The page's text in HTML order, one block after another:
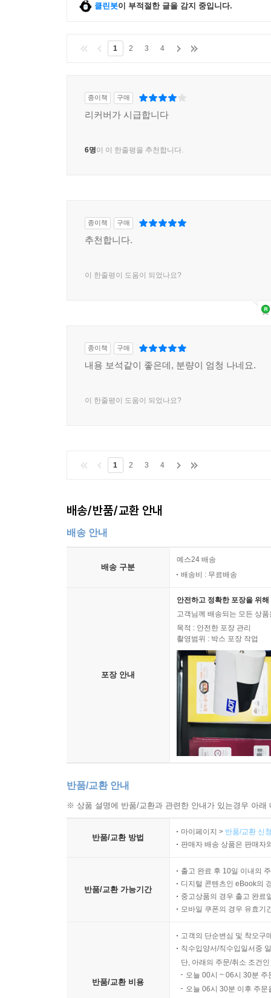
클린봇이 부적절한 글을 감지 중입니다.
1 2 3 4
종이책 구매
리커버가 시급합니다
6명이 이 한줄평을 추천합니다.
종이책 구매
추천합니다.
이 한줄평이 도움이 되었나요?
종이책 구매
내용 보석같이 좋은데, 분량이 엄청 나네요.
이 한줄평이 도움이 되었나요?
1 2 3 4
배송/반품/교환 안내
배송 안내
배송 구분
예스24 배송
배송비 : 무료배송
포장 안내
안전하고 정확한 포장을 위
고객님께 배송되는 모든 상
목적 : 안전한 포장 관리
촬영범위 : 박스 포장 작업
반품/교환 안내
※ 상품 설명에 반품/교환과 관련한 안내가 있는경우 아
반품/교환 방법
마이페이지 > 반품/교환 신
판매자 배송 상품은 판매자
반품/교환 가능기간
출고 완료 후 10일 이내의
디지털 콘텐츠인 eBook의
중고상품의 경우 출고 완료
모바일 쿠폰의 경우 유효기
반품/교환 비용
고객의 단순변심 및 착오구
직수입양서/직수입일서중
단, 아래의 주문/취소 조건
오늘 00시 ~ 06시 30분
오늘 06시 30분 이후 주